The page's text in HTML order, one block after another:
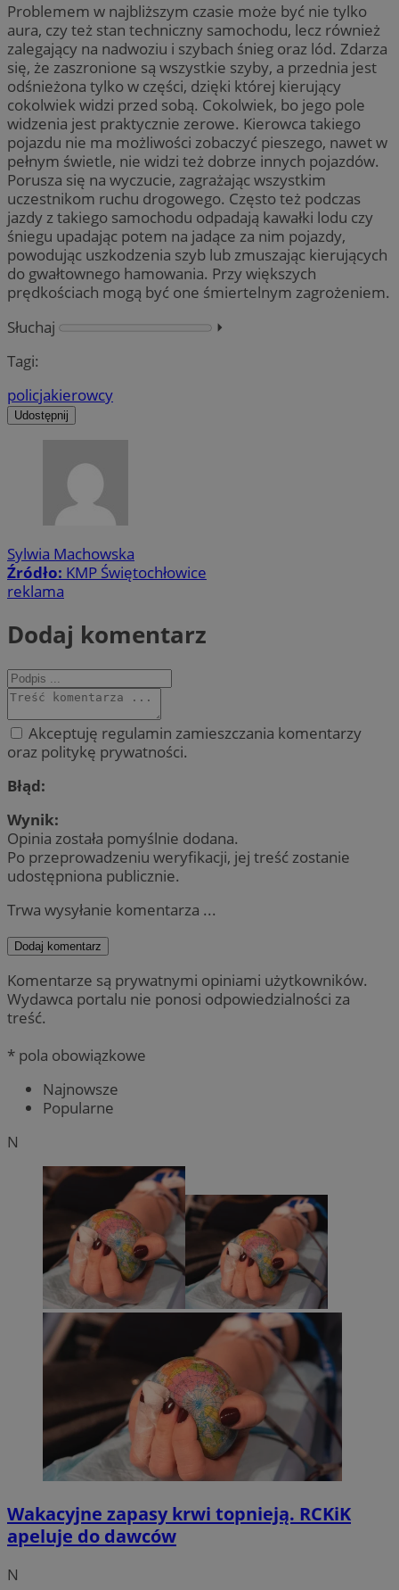
Problemem w najbliższym czasie może być nie tylko
aura, czy też stan techniczny samochodu, lecz również
zalegający na nadwoziu i szybach śnieg oraz lód. Zdarza
się, że zaszronione są wszystkie szyby, a przednia jest
odśnieżona tylko w części, dzięki której kierujący
cokolwiek widzi przed sobą. Cokolwiek, bo jego pole
widzenia jest praktycznie zerowe. Kierowca takiego
pojazdu nie ma możliwości zobaczyć pieszego, nawet w
pełnym świetle, nie widzi też dobrze innych pojazdów.
Porusza się na wyczucie, zagrażając wszystkim
uczestnikom ruchu drogowego. Często też podczas
jazdy z takiego samochodu odpadają kawałki lodu czy
śniegu upadając potem na jadące za nim pojazdy,
powodując uszkodzenia szyb lub zmuszając kierujących
do gwałtownego hamowania. Przy większych
prędkościach mogą być one śmiertelnym zagrożeniem.
Słuchaj
⏵︎
Tagi:
policjakierowcy
Udostępnij
Sylwia Machowska
Źródło: KMP Świętochłowice
reklama
Dodaj komentarz
Akceptuję regulamin zamieszczania komentarzy
oraz politykę prywatności.
Błąd:
Wynik:
Opinia została pomyślnie dodana.
Po przeprowadzeniu weryfikacji, jej treść zostanie
udostępniona publicznie.
Trwa wysyłanie komentarza ...
Dodaj komentarz
Komentarze są prywatnymi opiniami użytkowników.
Wydawca portalu nie ponosi odpowiedzialności za
treść.
* pola obowiązkowe
Najnowsze
Popularne
N
Wakacyjne zapasy krwi topnieją. RCKiK
apeluje do dawców
N